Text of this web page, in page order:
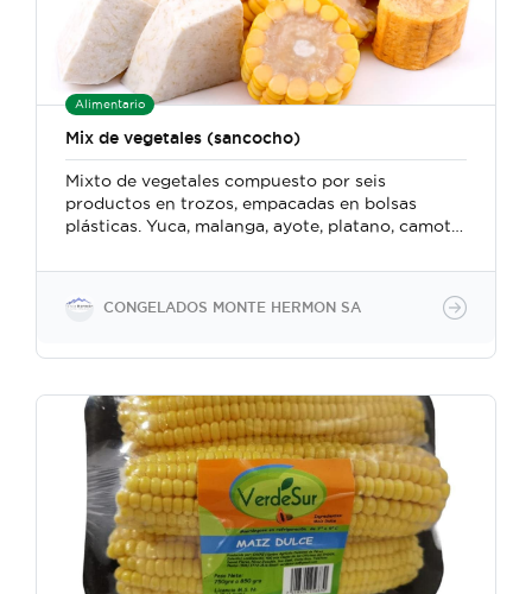
Alimentario
Mix de vegetales (sancocho)
Mixto de vegetales compuesto por seis
productos en trozos, empacadas en bolsas
plásticas. Yuca, malanga, ayote, platano, camote,
CONGELADOS MONTE HERMON SA